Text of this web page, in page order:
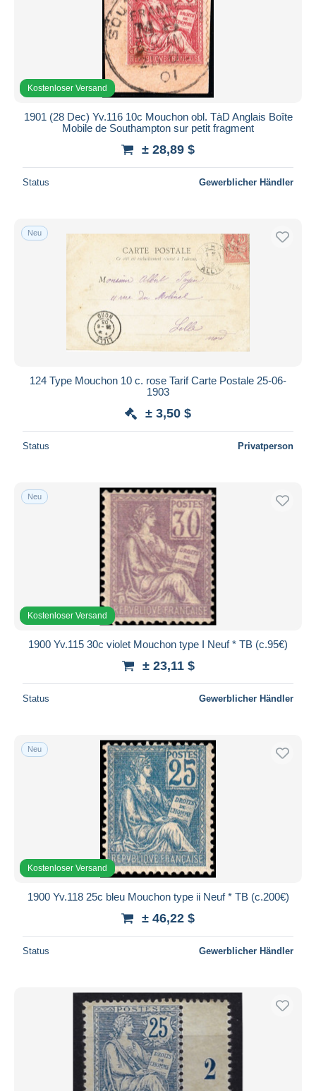
Kostenloser Versand
1901 (28 Dec) Yv.116 10c Mouchon obl. TàD Anglais Boîte
Mobile de Southampton sur petit fragment
± 28,89 $
Status Gewerblicher Händler
Neu
124 Type Mouchon 10 c. rose Tarif Carte Postale 25-06-
1903
± 3,50 $
Status Privatperson
Neu
Kostenloser Versand
1900 Yv.115 30c violet Mouchon type I Neuf * TB (c.95€)
± 23,11 $
Status Gewerblicher Händler
Neu
Kostenloser Versand
1900 Yv.118 25c bleu Mouchon type ii Neuf * TB (c.200€)
± 46,22 $
Status Gewerblicher Händler